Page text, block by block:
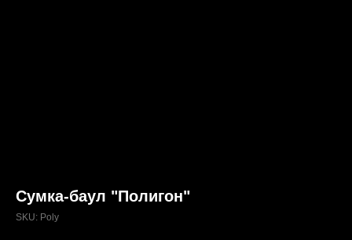
Сумка-баул "Полигон"
SKU: Poly